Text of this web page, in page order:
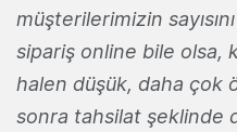
müşterilerimizin
sipariş online bile olsa,
halen düşük, daha çok
sonra tahsilat şeklinde